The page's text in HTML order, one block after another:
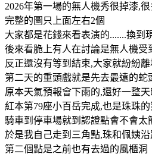
2026年第一場的無人機秀很掉漆,
完整的圖只上面左右2個
大家都是花錢來看表演的.......換到
後來看脆上有人在討論是無人機受
反正還沒有等到結束,大家就紛紛
第二天的重頭戲就是先去最遠的蛇
原本天氣預報會下雨的,還好一整
紅本第79座小百岳完成,也是珠珠
騎車到停車場就到認證點會不會太
於是我自己走到三角點,珠和佩姨
第二個點是之前也有去過的風櫃洞